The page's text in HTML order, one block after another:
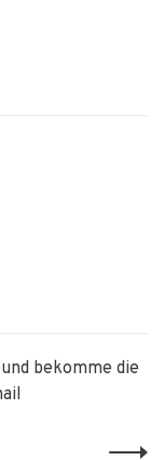
bekomme die